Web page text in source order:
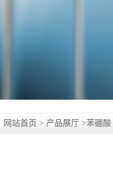
网站首页 > 产品展厅 >苯硼酸